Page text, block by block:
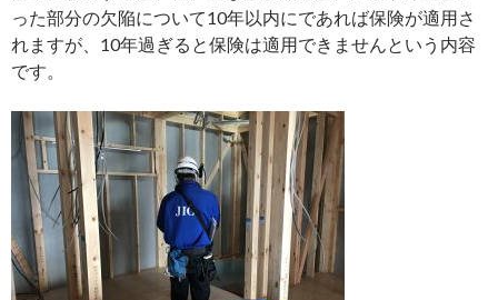
った部分の欠陥について10年以内にであれば保険が適用さ
れますが、10年過ぎると保険は適用できませんという内容
です。